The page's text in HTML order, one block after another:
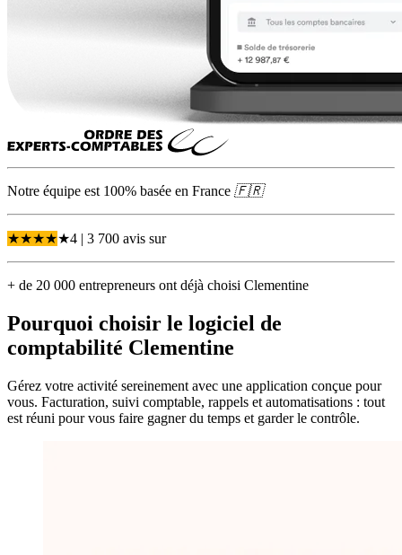
Notre équipe est 100% basée en France 🇫🇷
★★★★★4 | 3 700 avis sur
+ de 20 000 entrepreneurs ont déjà choisi Clementine
Pourquoi choisir le logiciel de
comptabilité Clementine
Gérez votre activité sereinement avec une application conçue pour
vous. Facturation, suivi comptable, rappels et automatisations : tout
est réuni pour vous faire gagner du temps et garder le contrôle.